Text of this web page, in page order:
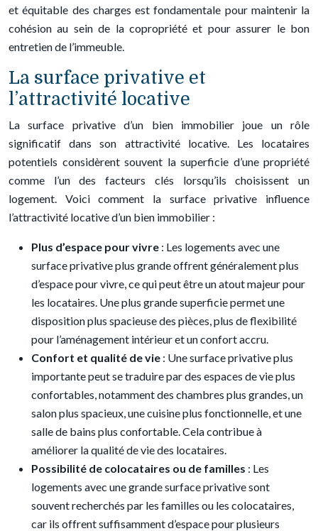
et équitable des charges est fondamentale pour maintenir la
cohésion au sein de la copropriété et pour assurer le bon
entretien de l’immeuble.
La surface privative et
l’attractivité locative
La surface privative d’un bien immobilier joue un rôle
significatif dans son attractivité locative. Les locataires
potentiels considèrent souvent la superficie d’une propriété
comme l’un des facteurs clés lorsqu’ils choisissent un
logement. Voici comment la surface privative influence
l’attractivité locative d’un bien immobilier :
Plus d’espace pour vivre : Les logements avec une
surface privative plus grande offrent généralement plus
d’espace pour vivre, ce qui peut être un atout majeur pour
les locataires. Une plus grande superficie permet une
disposition plus spacieuse des pièces, plus de flexibilité
pour l’aménagement intérieur et un confort accru.
Confort et qualité de vie : Une surface privative plus
importante peut se traduire par des espaces de vie plus
confortables, notamment des chambres plus grandes, un
salon plus spacieux, une cuisine plus fonctionnelle, et une
salle de bains plus confortable. Cela contribue à
améliorer la qualité de vie des locataires.
Possibilité de colocataires ou de familles : Les
logements avec une grande surface privative sont
souvent recherchés par les familles ou les colocataires,
car ils offrent suffisamment d’espace pour plusieurs